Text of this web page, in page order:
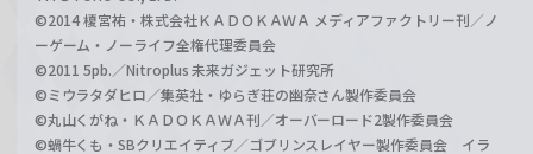
©2014 榎宮祐・株式会社ＫＡＤＯＫＡＷＡ メディアファクトリー刊／ノ
ーゲーム・ノーライフ全権代理委員会
©2011 5pb.／Nitroplus 未来ガジェット研究所
©ミウラタダヒロ／集英社・ゆらぎ荘の幽奈さん製作委員会
©丸山くがね・ＫＡＤＯＫＡＷＡ刊／オーバーロード2製作委員会
©蝸牛くも・SBクリエイティブ／ゴブリンスレイヤー製作委員会 イラ